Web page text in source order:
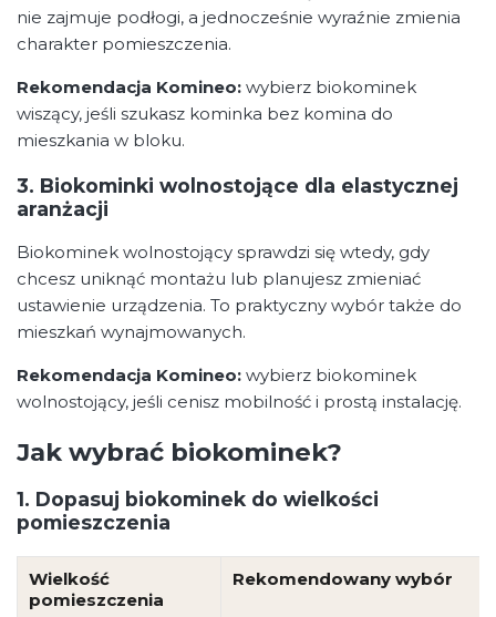
nie zajmuje podłogi, a jednocześnie wyraźnie zmienia
charakter pomieszczenia.
Rekomendacja Komineo: wybierz biokominek
wiszący, jeśli szukasz kominka bez komina do
mieszkania w bloku.
3. Biokominki wolnostojące dla elastycznej
aranżacji
Biokominek wolnostojący sprawdzi się wtedy, gdy
chcesz uniknąć montażu lub planujesz zmieniać
ustawienie urządzenia. To praktyczny wybór także do
mieszkań wynajmowanych.
Rekomendacja Komineo: wybierz biokominek
wolnostojący, jeśli cenisz mobilność i prostą instalację.
Jak wybrać biokominek?
1. Dopasuj biokominek do wielkości
pomieszczenia
Wielkość
pomieszczenia
Rekomendowany wybór